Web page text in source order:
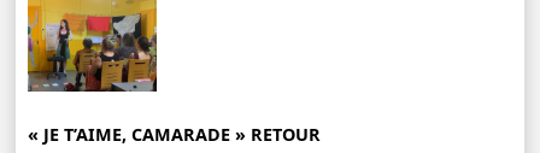
« JE T’AIME, CAMARADE » RETOUR